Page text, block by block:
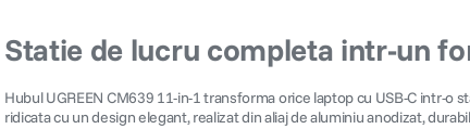
Statie de lucru completa intr-un
Hubul UGREEN CM639 11-in-1 transforma orice laptop cu USB-C intr-
ridicata cu un design elegant, realizat din aliaj de aluminiu anodizat,